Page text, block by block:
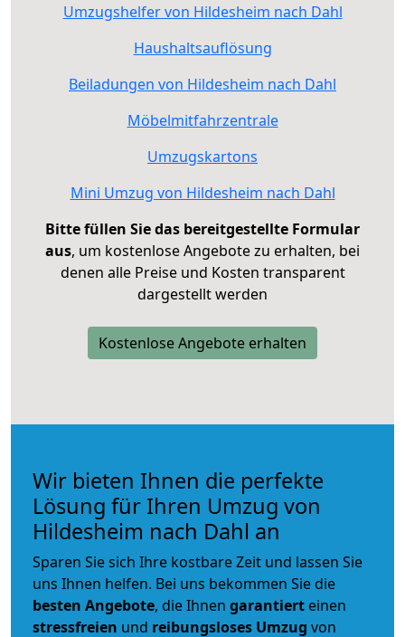
Umzugshelfer von Hildesheim nach Dahl
Haushaltsauflösung
Beiladungen von Hildesheim nach Dahl
Möbelmitfahrzentrale
Umzugskartons
Mini Umzug von Hildesheim nach Dahl
Bitte füllen Sie das bereitgestellte Formular
aus, um kostenlose Angebote zu erhalten, bei
denen alle Preise und Kosten transparent
dargestellt werden
Kostenlose Angebote erhalten
Wir bieten Ihnen die perfekte
Lösung für Ihren Umzug von
Hildesheim nach Dahl an
Sparen Sie sich Ihre kostbare Zeit und lassen Sie
uns Ihnen helfen. Bei uns bekommen Sie die
besten Angebote, die Ihnen garantiert einen
stressfreien und reibungsloses Umzug von